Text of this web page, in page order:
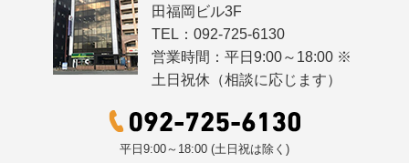
田福岡ビル3F
TEL：092-725-6130
営業時間：平日9:00～18:00 ※
土日祝休（相談に応じます）
平日9:00～18:00 (土日祝は除く)